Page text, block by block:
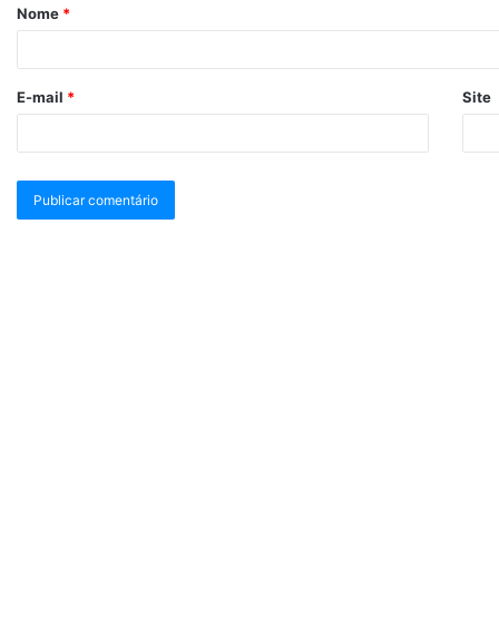
Nome *
E-mail * Site